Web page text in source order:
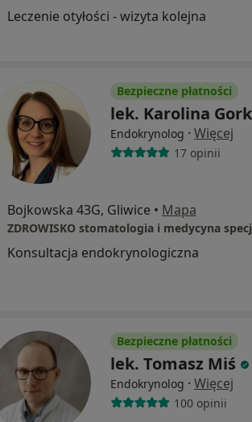
Leczenie otyłości - wizyta kolejna
Bezpieczne płatności
lek. Karolina
Endokrynolog · Więcej
17 opinii
Bojkowska 43G, Gliwice • Mapa
Konsultacja endokrynologiczna
Bezpieczne płatności
lek. Tomasz Miś
Endokrynolog · Więcej
100 opinii